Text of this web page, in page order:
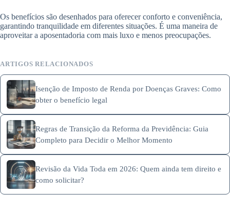
Os benefícios são desenhados para oferecer conforto e conveniência,
garantindo tranquilidade em diferentes situações. É uma maneira de
aproveitar a aposentadoria com mais luxo e menos preocupações.
ARTIGOS RELACIONADOS
Isenção de Imposto de Renda por Doenças Graves: Como
obter o benefício legal
Regras de Transição da Reforma da Previdência: Guia
Completo para Decidir o Melhor Momento
Revisão da Vida Toda em 2026: Quem ainda tem direito e
como solicitar?